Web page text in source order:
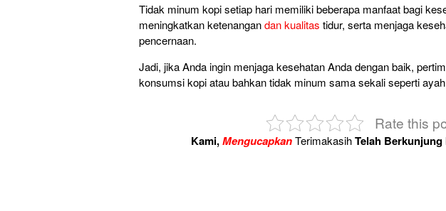
Tidak minum kopi setiap hari memiliki beberapa manfaat bagi
meningkatkan ketenangandan kualitas tidur, serta menjaga
pencernaan.
Jadi, jika Anda ingin menjaga kesehatan Anda dengan baik,
konsumsi kopi atau bahkan tidak minum sama sekali seperti
Rate this
Kami,MengucapkanTerimakasihTelah Berkunjung